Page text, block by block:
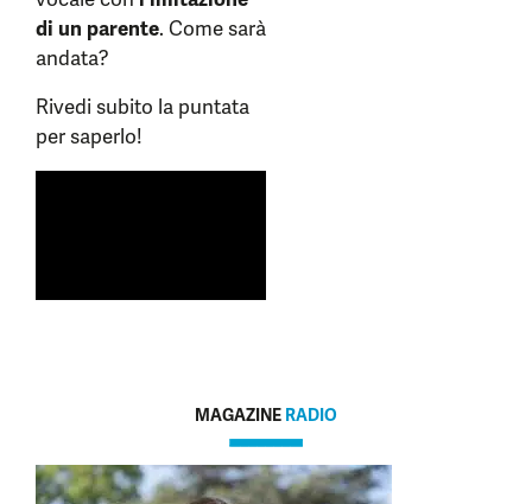
di un parente. Come sarà
andata?
Rivedi subito la puntata
per saperlo!
MAGAZINE RADIO